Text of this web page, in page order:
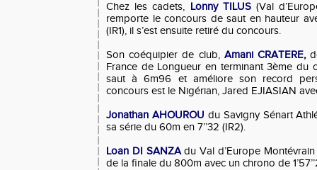
Chez les cadets, Lonny TILUS (Val
remporte le concours de saut en hauteur
(IR1), il s’est ensuite retiré du concours.
Son coéquipier de club, Amani CRATERE,
France de Longueur en terminant 3ème du
saut à 6m96 et améliore son record
concours est le Nigérian, Jared EJIASIAN
Jonathan AHOUROU du Savigny Sénart
sa série du 60m en 7’’32 (IR2).
Loan DI SANZAdu Val d’Europe
de la finale du 800m avec un chrono de